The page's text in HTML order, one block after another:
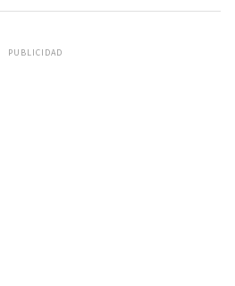
PUBLICIDAD